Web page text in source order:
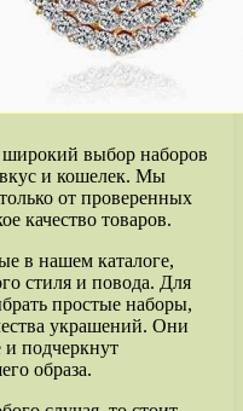
широкий выбор наборов
и кошелек. Мы
от проверенных
качество товаров.
в нашем каталоге,
стиля и повода. Для
простые наборы,
украшений. Они
подчеркнут
образа.